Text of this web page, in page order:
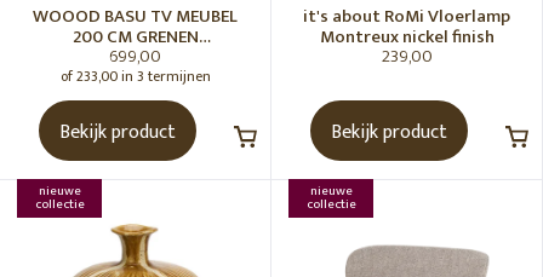
WOOOD BASU TV MEUBEL
200 CM GRENEN
BORDEAUXROOD [fsc]
699,00
of 233,00 in 3 termijnen
Bekijk product
it's about RoMi Vloerlamp
Montreux nickel finish
239,00
Bekijk product
nieuwe
collectie
nieuwe
collectie